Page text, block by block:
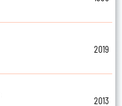
2019
2013